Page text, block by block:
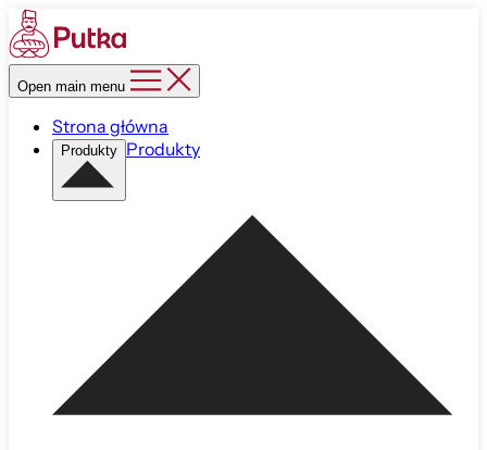
Open main menu
Strona główna
Produkty Produkty